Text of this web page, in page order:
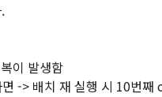
이 발생함
-> 배치 재 실행 시 10번째